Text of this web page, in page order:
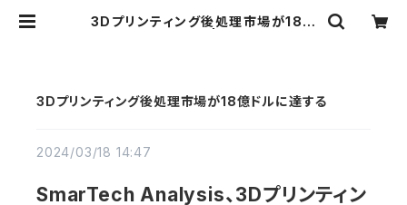
3Dプリンティング後処理市場が18億
3Dプリンティング後処理市場が18億ドルに達する
2024/03/18 14:47
SmarTech Analysis、3Dプリンティン